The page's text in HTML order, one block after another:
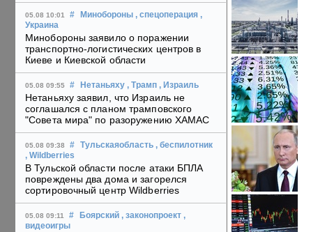
05.08 10:01 # Минобороны , спецоперация ,
Украина
Минобороны заявило о поражении
транспортно-логистических центров в
Киеве и Киевской области
05.08 09:55 # Нетаньяху , Трамп , Израиль
Нетаньяху заявил, что Израиль не
соглашался с планом трамповского
"Совета мира" по разоружению ХАМАС
05.08 09:38 # Тульскаяобласть , беспилотник
, Wildberries
В Тульской области после атаки БПЛА
повреждены два дома и загорелся
сортировочный центр Wildberries
05.08 09:11 # Боярский , законопроект ,
видеоигры